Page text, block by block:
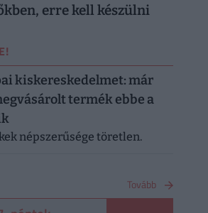
erre kell készülni
kiskereskedelmet: már
termék ebbe a
népszerűsége töretlen.
Tovább